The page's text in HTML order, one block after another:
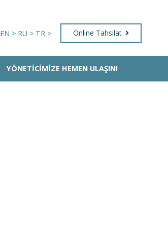
EN > RU > TR > Online Tahsilat
YÖNETICIMIZE HEMEN ULAŞIN!